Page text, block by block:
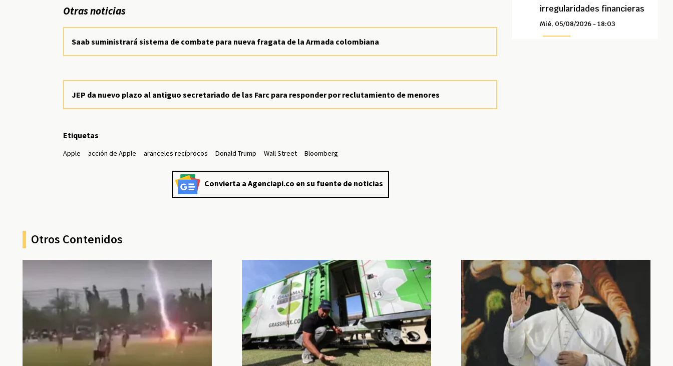
Otras noticias
Saab suministrará sistema de combate para nueva fragata de la Armada colombiana
JEP da nuevo plazo al antiguo secretariado de las Farc para responder por reclutamiento de menores
Etiquetas
Apple acción de Apple aranceles recíprocos Donald Trump Wall Street Bloomberg
Convierta a Agenciapi.co en su fuente de noticias
irregularidades financieras
Mié, 05/08/2026 - 18:03
Otros Contenidos